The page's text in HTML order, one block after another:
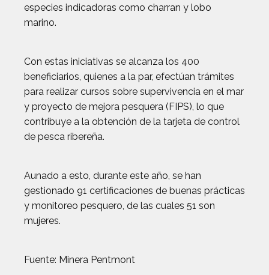
especies indicadoras como charran y lobo
marino.
Con estas iniciativas se alcanza los 400
beneficiarios, quienes a la par, efectúan trámites
para realizar cursos sobre supervivencia en el mar
y proyecto de mejora pesquera (FIPS), lo que
contribuye a la obtención de la tarjeta de control
de pesca ribereña.
Aunado a esto, durante este año, se han
gestionado 91 certificaciones de buenas prácticas
y monitoreo pesquero, de las cuales 51 son
mujeres.
Fuente: Minera Pentmont